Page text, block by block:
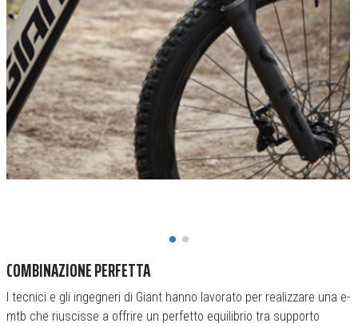
COMBINAZIONE PERFETTA
I tecnici e gli ingegneri di Giant hanno lavorato per realizzare una e-
mtb che riuscisse a offrire un perfetto equilibrio tra supporto